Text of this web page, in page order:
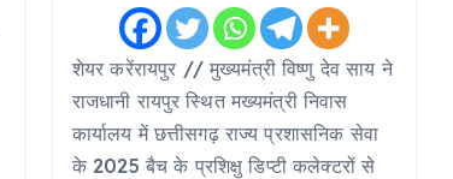
शेयर करेंरायपुर // मुख्यमंत्री विष्णु देव साय ने
राजधानी रायपुर स्थित मख्यमंत्री निवास
कार्यालय में छत्तीसगढ़ राज्य प्रशासनिक सेवा
के 2025 बैच के प्रशिक्षु डिप्टी कलेक्टरों से